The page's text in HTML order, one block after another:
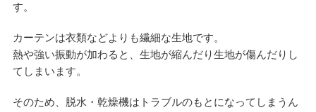
す。
カーテンは衣類などよりも繊細な生地です。
熱や強い振動が加わると、生地が縮んだり生地が傷んだりし
てしまいます。
そのため、脱水・乾燥機はトラブルのもとになってしまうん